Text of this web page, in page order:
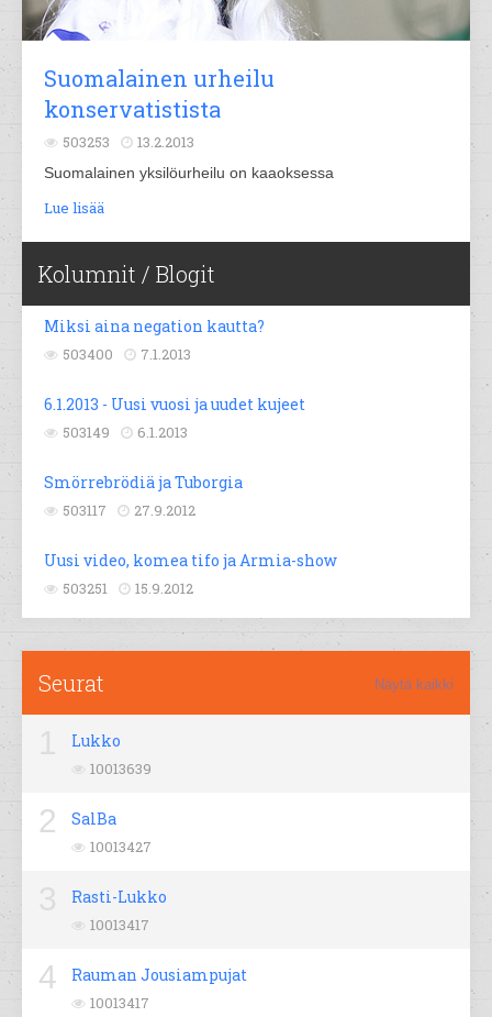
Suomalainen urheilu
konservatistista
503253 13.2.2013
Suomalainen yksilöurheilu on kaaoksessa
Lue lisää
Kolumnit / Blogit
Miksi aina negation kautta?
503400 7.1.2013
6.1.2013 - Uusi vuosi ja uudet kujeet
503149 6.1.2013
Smörrebrödiä ja Tuborgia
503117 27.9.2012
Uusi video, komea tifo ja Armia-show
503251 15.9.2012
Seurat Näytä kaikki
Lukko
10013639
2 SalBa
10013427
Rasti-Lukko
10013417
4 Rauman Jousiampujat
10013417